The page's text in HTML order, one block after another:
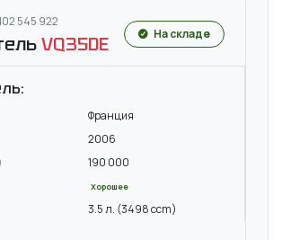
545 922
VQ35DE На складе
Франция
2006
190 000
Хорошее
3.5 л. (3498 ccm)